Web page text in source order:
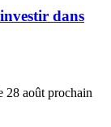
dans
28 août prochain